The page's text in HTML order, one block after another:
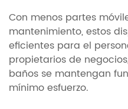
Con menos partes
mantenimiento, estos
eficientes para el
propietarios de
baños se mantengan
mínimo esfuerzo.